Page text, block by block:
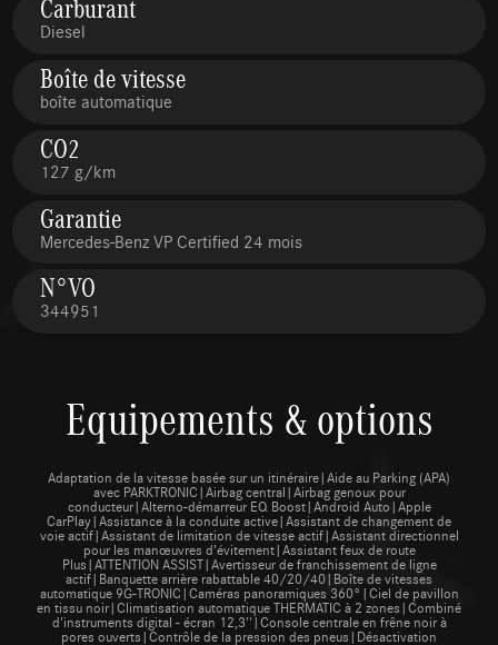
Carburant
Diesel
Boîte de vitesse
boîte automatique
CO2
127 g/km
Garantie
Mercedes-Benz VP Certified 24 mois
N°VO
344951
Equipements & options
Adaptation de la vitesse basée sur un itinéraire|Aide au Parking (APA)
avec PARKTRONIC|Airbag central|Airbag genoux pour
conducteur|Alterno-démarreur EQ Boost|Android Auto|Apple
CarPlay|Assistance à la conduite active|Assistant de changement de
voie actif|Assistant de limitation de vitesse actif|Assistant directionnel
pour les manœuvres d’évitement|Assistant feux de route
Plus|ATTENTION ASSIST|Avertisseur de franchissement de ligne
actif|Banquette arrière rabattable 40/20/40|Boîte de vitesses
automatique 9G-TRONIC|Caméras panoramiques 360°|Ciel de pavillon
en tissu noir|Climatisation automatique THERMATIC à 2 zones|Combiné
d'instruments digital - écran 12,3''|Console centrale en frêne noir à
pores ouverts|Contrôle de la pression des pneus|Désactivation